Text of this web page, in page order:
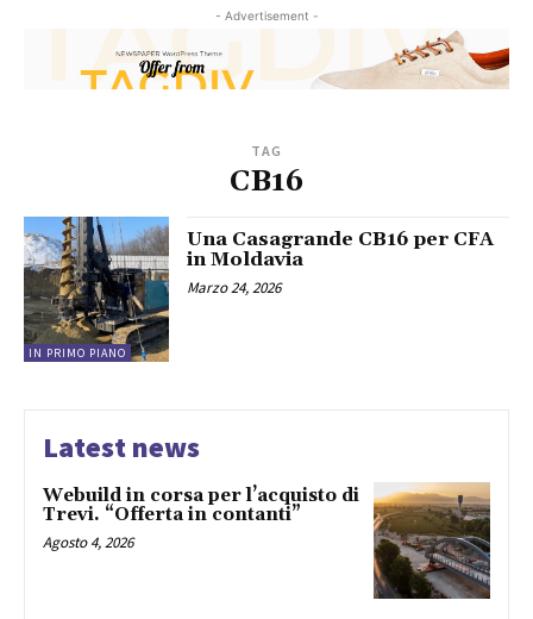
- Advertisement -
TAG
CB16
IN PRIMO PIANO
Una Casagrande CB16 per CFA
in Moldavia
Marzo 24, 2026
Latest news
Webuild in corsa per l’acquisto di
Trevi. “Offerta in contanti”
Agosto 4, 2026